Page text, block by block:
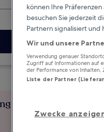
bei
können Ihre
besuchen Sie jederzeit
Partnern signalisiert und
Wir und unsere
Verwendung genauer
Zugriff auf Informationen auf
der Performance von
Liste der Partner
Zwecke